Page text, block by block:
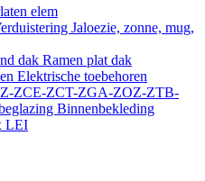
elem
Jaloezie, zonne, mug,
dak Ramen plat dak
Elektrische toebehoren
ZCE-ZCT-ZGA-ZOZ-ZTB-
Binnenbekleding
LEI